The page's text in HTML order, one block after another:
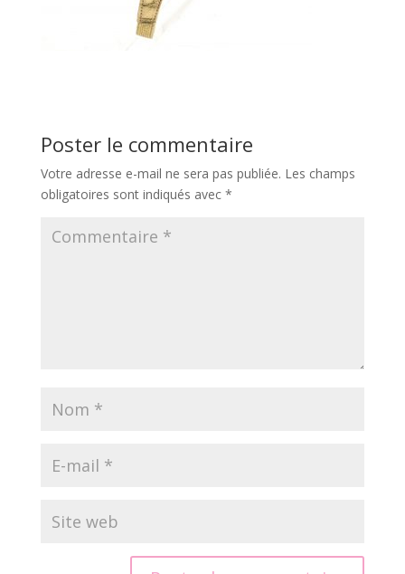
Poster le commentaire
Votre adresse e-mail ne sera pas publiée. Les champs
obligatoires sont indiqués avec *